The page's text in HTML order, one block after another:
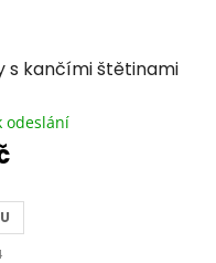
s kančími štětinami
odeslání